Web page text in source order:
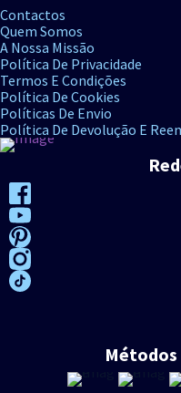
Contactos
Quem Somos
A Nossa Missão
Política De Privacidade
Termos E Condições
Política De Cookies
Políticas De Envio
Política De Devolução E